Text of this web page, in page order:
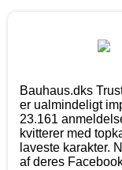
Bauhaus.dks
er ualmindeligt
23.161
kvitterer med
laveste karakter.
af deres